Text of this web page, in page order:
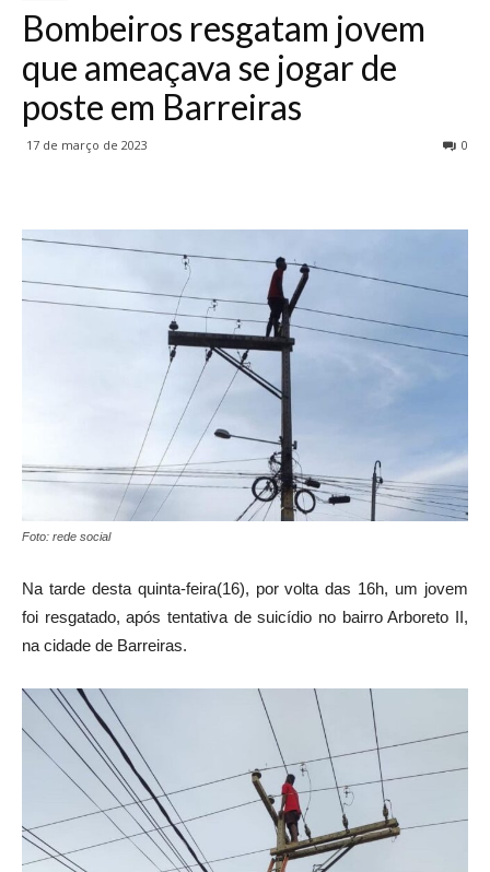
Bombeiros resgatam jovem
que ameaçava se jogar de
poste em Barreiras
17 de março de 2023 0
Foto: rede social
Na tarde desta quinta-feira(16), por volta das 16h, um jovem
foi resgatado, após tentativa de suicídio no bairro Arboreto II,
na cidade de Barreiras.